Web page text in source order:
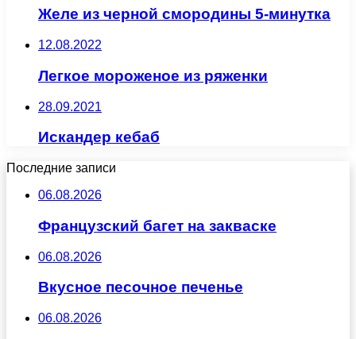
Желе из черной смородины 5-минутка
12.08.2022
Легкое мороженое из ряженки
28.09.2021
Искандер кебаб
Последние записи
06.08.2026
Французский багет на закваске
06.08.2026
Вкусное песочное печенье
06.08.2026